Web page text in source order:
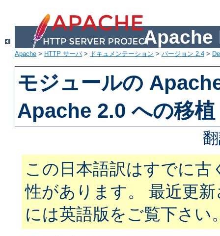
Apache
Apache > HTTP サーバ> ドキュメンテーション > バージョン 2.4 >
モジュールの
Apache 2.0 への移植
この日本語訳はすでに古
性があります。 最近更
には英語版をご覧下さい